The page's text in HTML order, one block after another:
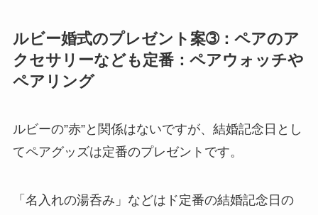
ルビー婚式のプレゼント案➂：ペアのア
クセサリーなども定番：ペアウォッチや
ペアリング
ルビーの”赤”と関係はないですが、結婚記念日とし
てペアグッズは定番のプレゼントです。
「名入れの湯呑み」などはド定番の結婚記念日の